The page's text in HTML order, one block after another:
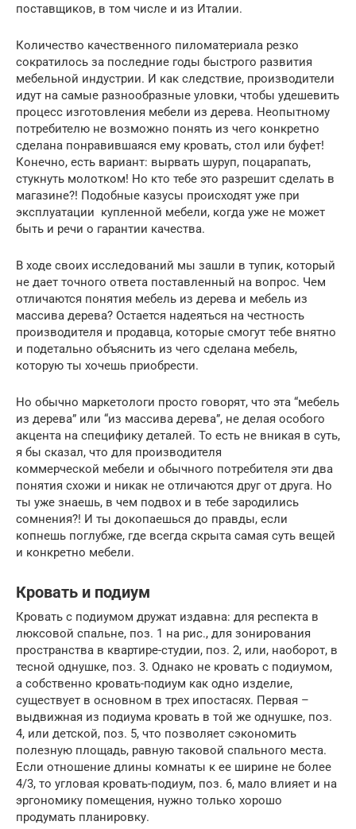
поставщиков, в том числе и из Италии.
Количество качественного пиломатериала резко
сократилось за последние годы быстрого развития
мебельной индустрии. И как следствие, производители
идут на самые разнообразные уловки, чтобы удешевить
процесс изготовления мебели из дерева. Неопытному
потребителю не возможно понять из чего конкретно
сделана понравившаяся ему кровать, стол или буфет!
Конечно, есть вариант: вырвать шуруп, поцарапать,
стукнуть молотком! Но кто тебе это разрешит сделать в
магазине?! Подобные казусы происходят уже при
эксплуатации купленной мебели, когда уже не может
быть и речи о гарантии качества.
В ходе своих исследований мы зашли в тупик, который
не дает точного ответа поставленный на вопрос. Чем
отличаются понятия мебель из дерева и мебель из
массива дерева? Остается надеяться на честность
производителя и продавца, которые смогут тебе внятно
и подетально объяснить из чего сделана мебель,
которую ты хочешь приобрести.
Но обычно маркетологи просто говорят, что эта “мебель
из дерева” или “из массива дерева”, не делая особого
акцента на специфику деталей. То есть не вникая в суть,
я бы сказал, что для производителя
коммерческой мебели и обычного потребителя эти два
понятия схожи и никак не отличаются друг от друга. Но
ты уже знаешь, в чем подвох и в тебе зародились
сомнения?! И ты докопаешься до правды, если
копнешь поглубже, где всегда скрыта самая суть вещей
и конкретно мебели.
Кровать и подиум
Кровать с подиумом дружат издавна: для респекта в
люксовой спальне, поз. 1 на рис., для зонирования
пространства в квартире-студии, поз. 2, или, наоборот, в
тесной однушке, поз. 3. Однако не кровать с подиумом,
а собственно кровать-подиум как одно изделие,
существует в основном в трех ипостасях. Первая –
выдвижная из подиума кровать в той же однушке, поз.
4, или детской, поз. 5, что позволяет сэкономить
полезную площадь, равную таковой спального места.
Если отношение длины комнаты к ее ширине не более
4/3, то угловая кровать-подиум, поз. 6, мало влияет и на
эргономику помещения, нужно только хорошо
продумать планировку.